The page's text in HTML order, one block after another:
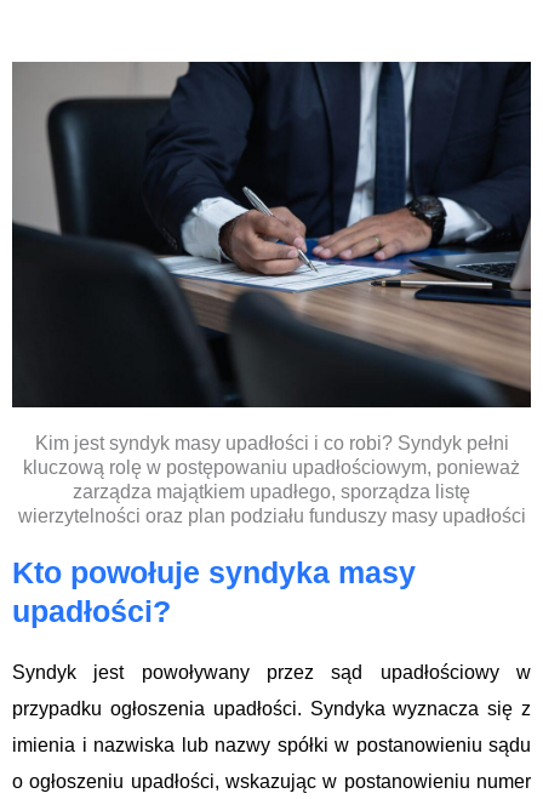
Kim jest syndyk masy upadłości i co robi? Syndyk pełni
kluczową rolę w postępowaniu upadłościowym, ponieważ
zarządza majątkiem upadłego, sporządza listę
wierzytelności oraz plan podziału funduszy masy upadłości
Kto powołuje syndyka masy
upadłości?
Syndyk jest powoływany przez sąd upadłościowy w
przypadku ogłoszenia upadłości. Syndyka wyznacza się z
imienia i nazwiska lub nazwy spółki w postanowieniu sądu
o ogłoszeniu upadłości, wskazując w postanowieniu numer